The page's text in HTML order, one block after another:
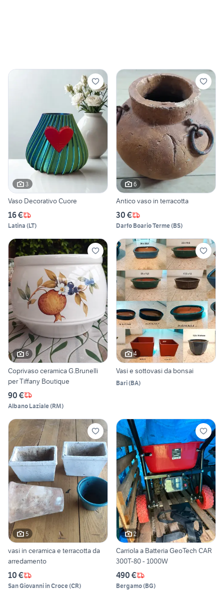
3
Vaso Decorativo Cuore
16 €
Latina (LT)
6
Antico vaso in terracotta
30 €
Darfo Boario Terme(BS)
6
Coprivaso ceramica G.Brunelli
per Tiffany Boutique
90 €
Albano Laziale(RM)
4
Vasi e sottovasi da bonsai
Bari(BA)
5
vasi in ceramica e terracotta da
arredamento
10 €
San Giovanni in Croce(CR)
2
Carriola a Batteria GeoTech CAR
300T-80 - 1000W
490 €
Bergamo(BG)